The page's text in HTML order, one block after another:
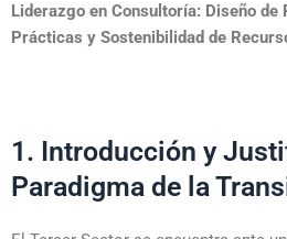
Liderazgo en Consultoría: Diseño de
Prácticas y Sostenibilidad de
1. Introducción y
Paradigma de la